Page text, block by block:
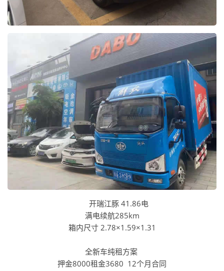
开瑞江豚 41.86电
满电续航285km
箱内尺寸 2.78×1.59×1.31
全新车纯租方案
押金8000租金3680 12个月合同